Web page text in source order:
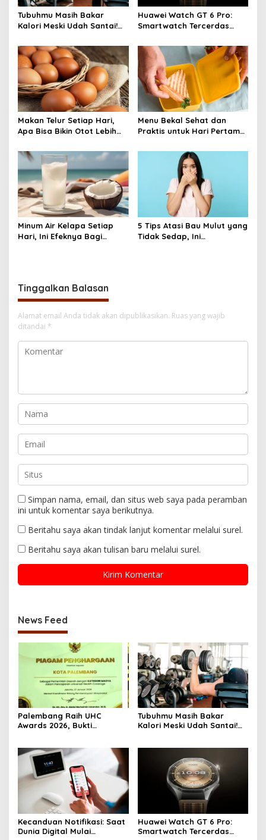
Tubuhmu Masih Bakar
Kalori Meski Udah Santai!
Afterburn Effect
Huawei Watch GT 6 Pro:
Smartwatch Tercerdas
Desain Titanium
Makan Telur Setiap Hari,
Apa Bisa Bikin Otot Lebih
Faktanya!
Menu Bekal Sehat dan
Praktis untuk Hari Pertama
Semangat!
Minum Air Kelapa Setiap
Hari, Ini Efeknya Bagi
5 Tips Atasi Bau Mulut yang
Tidak Sedap, Ini
Tinggalkan Balasan
Alamat email Anda tidak akan dipublikasikan. Ruas yang wajib
ditandai *
Simpan nama, email, dan situs web saya pada peramban
ini untuk komentar saya berikutnya.
Beritahu saya akan tindak lanjut komentar melalui surel.
Beritahu saya akan tulisan baru melalui surel.
News Feed
Palembang Raih UHC
Awards 2026, Bukti
Tubuhmu Masih Bakar
Kalori Meski Udah Santai!
Kecanduan Notifikasi: Saat
Dunia Digital Mulai
Huawei Watch GT 6 Pro:
Smartwatch Tercerdas